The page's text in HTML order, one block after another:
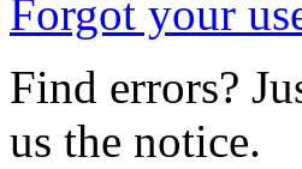
Forgot your
Find errors?
us the notice.